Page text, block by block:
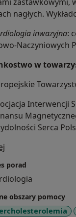
zastawkowymi,
nagłych.
inwazyjna:
Naczyniowych
w
Interwencji
Serca
porad
obszary pomocy